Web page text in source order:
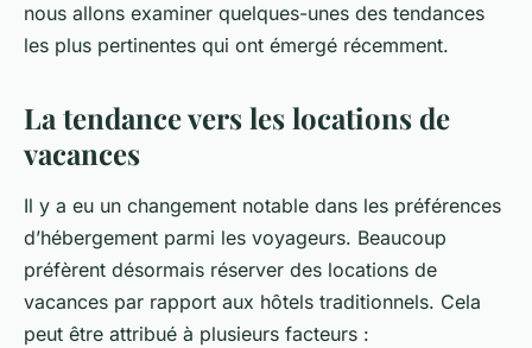
nous allons examiner quelques-unes des tendances
les plus pertinentes qui ont émergé récemment.
La tendance vers les locations de
vacances
Il y a eu un changement notable dans les préférences
d’hébergement parmi les voyageurs. Beaucoup
préfèrent désormais réserver des locations de
vacances par rapport aux hôtels traditionnels. Cela
peut être attribué à plusieurs facteurs :